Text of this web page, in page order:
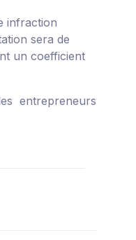
infraction
sera de
un coefficient
entrepreneurs